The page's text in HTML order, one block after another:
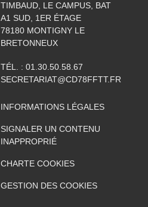
TIMBAUD, LE CAMPUS, BAT
A1 SUD, 1ER ÉTAGE
78180 MONTIGNY LE
BRETONNEUX
TÉL. : 01.30.50.58.67
SECRETARIAT@CD78FFTT.FR
INFORMATIONS LÉGALES
SIGNALER UN CONTENU
INAPPROPRIÉ
CHARTE COOKIES
GESTION DES COOKIES